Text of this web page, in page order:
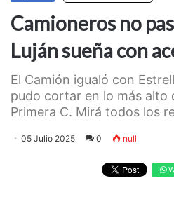
Camioneros no
Luján sueña con
El Camión igualó con
pudo cortar en lo más alto
Primera C. Mirá todos los
05 Julio 2025 0 null